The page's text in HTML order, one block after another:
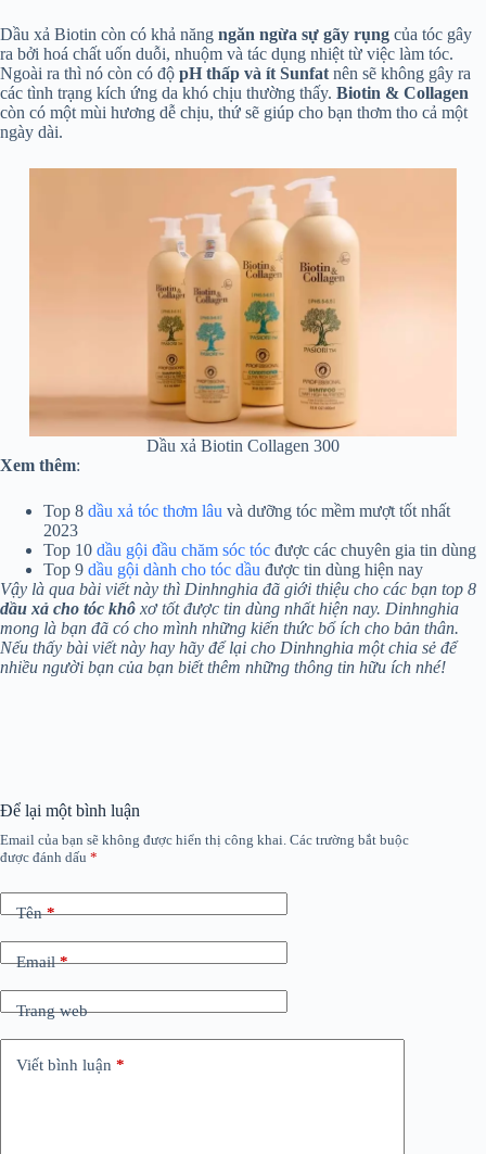
Dầu xả Biotin còn có khả năng ngăn ngừa sự gãy rụng của tóc gây
ra bởi hoá chất uốn duỗi, nhuộm và tác dụng nhiệt từ việc làm tóc.
Ngoài ra thì nó còn có độ pH thấp và ít Sunfatnên sẽ không gây ra
các tình trạng kích ứng da khó chịu thường thấy. Biotin & Collagen
còn có một mùi hương dễ chịu, thứ sẽ giúp cho bạn thơm tho cả một
ngày dài.
Dầu xả Biotin Collagen 300
Xem thêm:
Top 8 dầu xả tóc thơm lâu và dưỡng tóc mềm mượt tốt nhất
2023
Top 10 dầu gội đầu chăm sóc tóc được các chuyên gia tin dùng
Top 9 dầu gội dành cho tóc dầu được tin dùng hiện nay
Vậy là qua bài viết này thì Dinhnghia đã giới thiệu cho các bạn top 8
dầu xả cho tóc khô xơ tốt được tin dùng nhất hiện nay. Dinhnghia
mong là bạn đã có cho mình những kiến thức bổ ích cho bản thân.
Nếu thấy bài viết này hay hãy để lại cho Dinhnghia một chia sẻ để
nhiều người bạn của bạn biết thêm những thông tin hữu ích nhé!
Để lại một bình luận
Email của bạn sẽ không được hiển thị công khai. Các trường bắt buộc
được đánh dấu *
Tên*
Email*
Trang web
Viết bình luận *